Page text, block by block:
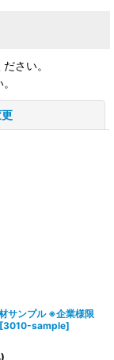
さい。
サンプル ※企業様限
[3010-sample]